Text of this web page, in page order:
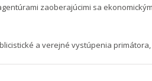
zaoberajúcimi sa
a verejné vystúpenia primátora,